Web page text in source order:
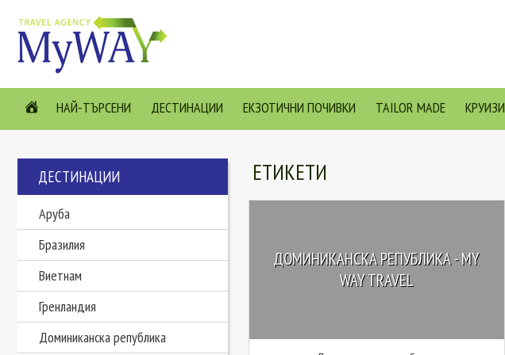
НАЙ-ТЪРСЕНИ ДЕСТИНАЦИИ ЕКЗОТИЧНИ ПОЧИВКИ TAILOR MADE КРУИЗИ
ДЕСТИНАЦИИ
Аруба
Бразилия
Виетнам
Гренландия
Доминиканска република
ЕТИКЕТИ
ДОМИНИКАНСКА РЕПУБЛИКА - MY
WAY TRAVEL